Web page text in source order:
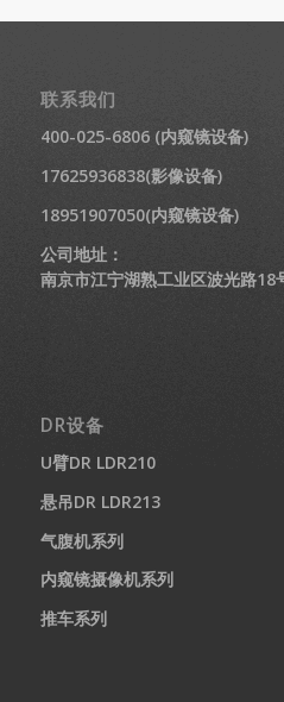
联系我们
400-025-6806 (内窥镜设备)
17625936838(影像设备)
18951907050(内窥镜设备)
公司地址：
南京市江宁湖熟工业区波光路18
DR设备
U臂DR LDR210
悬吊DR LDR213
气腹机系列
内窥镜摄像机系列
推车系列